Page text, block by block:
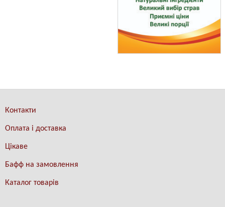
Контакти
Оплата і доставка
Цікаве
Бафф на замовлення
Каталог товарів